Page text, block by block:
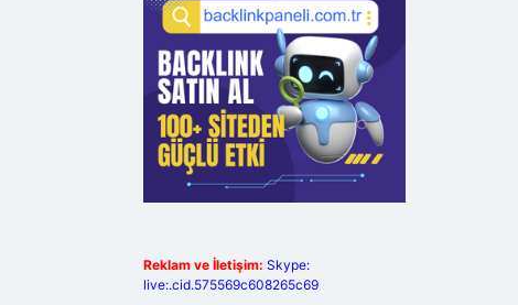
Reklam ve İletişim: Skype:
live:.cid.575569c608265c69